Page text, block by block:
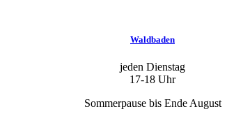
Waldbaden
jeden Dienstag
17-18 Uhr
Sommerpause bis Ende August